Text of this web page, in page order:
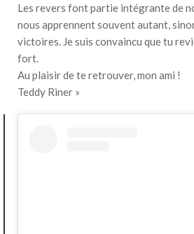
Les revers font partie intégrante de
nous apprennent souvent autant,
victoires. Je suis convaincu que tu
fort.
Au plaisir de te retrouver, mon ami !
Teddy Riner »